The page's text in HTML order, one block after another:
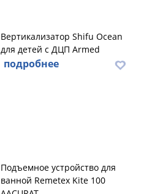
Вертикализатор Shifu Ocean
для детей с ДЦП Armed
подробнее
Подъемное устройство для
ванной Remetex Kite 100